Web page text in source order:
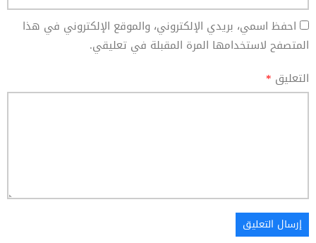
احفظ اسمي، بريدي الإلكتروني، والموقع الإلكتروني في هذا
المتصفح لاستخدامها المرة المقبلة في تعليقي.
التعليق *